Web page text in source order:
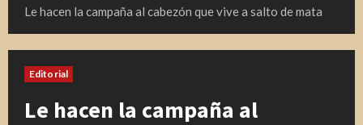
Le hacen la campaña al cabezón que vive a salto de mata
Editorial
Le hacen la campaña al